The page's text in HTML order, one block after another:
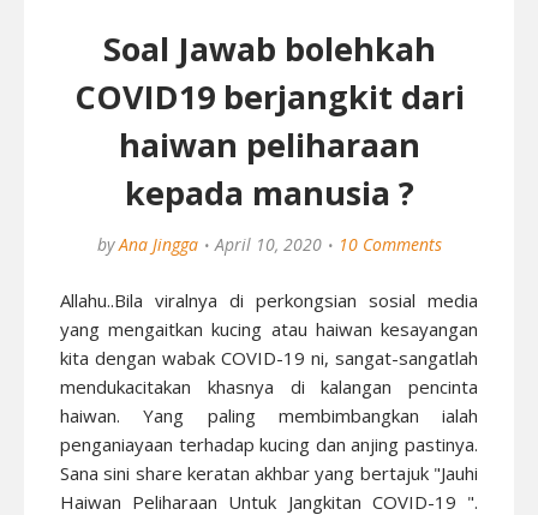
Soal Jawab bolehkah
COVID19 berjangkit dari
haiwan peliharaan
kepada manusia ?
by Ana Jingga April 10, 2020 10 Comments
Allahu..Bila viralnya di perkongsian sosial media
yang mengaitkan kucing atau haiwan kesayangan
kita dengan wabak COVID-19 ni, sangat-sangatlah
mendukacitakan khasnya di kalangan pencinta
haiwan. Yang paling membimbangkan ialah
penganiayaan terhadap kucing dan anjing pastinya.
Sana sini share keratan akhbar yang bertajuk "Jauhi
Haiwan Peliharaan Untuk Jangkitan COVID-19 ".